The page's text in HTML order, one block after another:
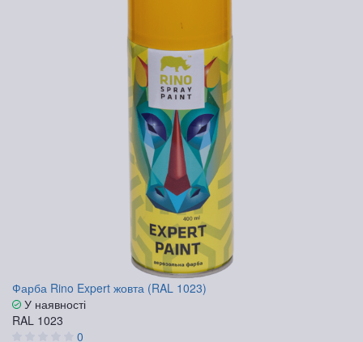
Фарба Rino Expert жовта (RAL 1023)
У наявності
RAL 1023
0